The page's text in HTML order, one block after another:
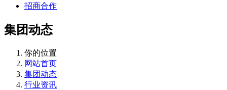
招商合作
集团动态
你的位置
网站首页
集团动态
行业资讯